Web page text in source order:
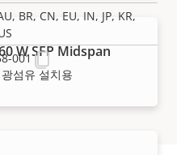
W SFP Midspan
섬유 설치용
BR, CN, EU, IN, JP, KR,
001